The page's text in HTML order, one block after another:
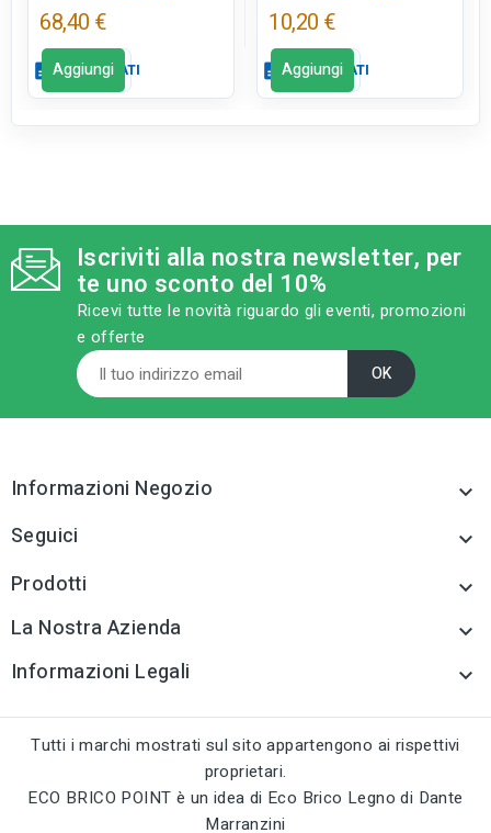
68,40 €
descriptionSCHEDA DATI
category
MODELLO
95x55 Dx
sell
CATEGORIA PRODOTTO
Cerniere e altri
Cerniere e altri
accessori per mobili
tuneRC LABEL
Aggiungi
10,20 €
descriptionSCHEDA DATI
category
MODELLO
95 x 55 Sx - pz. 2
CATEGORIA PRODOTTO
Aggiungi
Iscriviti alla nostra newsletter, per
te uno sconto del 10%
Ricevi tutte le novità riguardo gli eventi, promozioni
e offerte
Informazioni Negozio 
Seguici 
Prodotti 
La Nostra Azienda 
Informazioni Legali 
Tutti i marchi mostrati sul sito appartengono ai rispettivi
proprietari.
ECO BRICO POINT è un idea di Eco Brico Legno di Dante
Marranzini